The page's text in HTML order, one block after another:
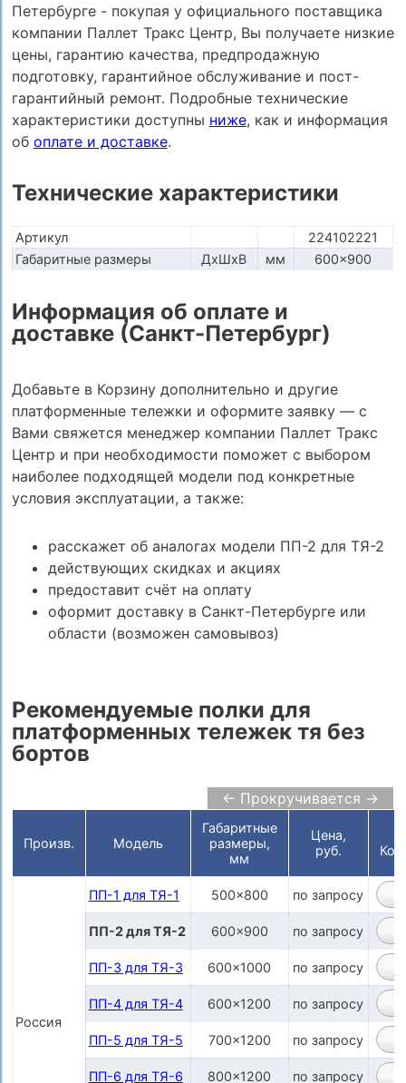
Петербурге - покупая у официального поставщика
компании Паллет Тракс Центр, Вы получаете низкие
цены, гарантию качества, предпродажную
подготовку, гарантийное обслуживание и пост-
гарантийный ремонт. Подробные технические
характеристики доступны ниже, как и информация
об оплате и доставке.
Технические характеристики
Артикул
224102221
Габаритные размеры
ДхШхВ мм 600x900
Информация об оплате и
доставке (Санкт-Петербург)
Добавьте в Корзину дополнительно и другие
платформенные тележки и оформите заявку — с
Вами свяжется менеджер компании Паллет Тракс
Центр и при необходимости поможет с выбором
наиболее подходящей модели под конкретные
условия эксплуатации, а также:
расскажет об аналогах модели ПП-2 для ТЯ-2
действующих скидках и акциях
предоставит счёт на оплату
оформит доставку в Санкт-Петербурге или
области (возможен самовывоз)
Рекомендуемые полки для
платформенных тележек тя без
бортов
← Прокручивается →
Произв. Модель
Габаритные
размеры,
мм
Цена,
руб.
Россия
ПП-1 для ТЯ-1 500x800 по запросу
ПП-2 для ТЯ-2 600x900 по запросу
ПП-3 для ТЯ-3 600x1000 по запросу
ПП-4 для ТЯ-4 600x1200 по запросу
ПП-5 для ТЯ-5 700x1200 по запросу
ПП-6 для ТЯ-6 800x1200 по запросу